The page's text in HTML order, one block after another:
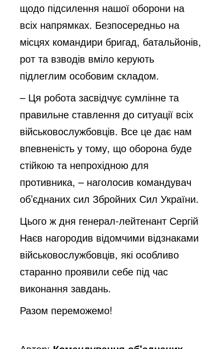
щодо підсилення нашої оборони на
всіх напрямках. Безпосередньо на
місцях командири бригад, батальйонів,
рот та взводів вміло керують
підлеглим особовим складом.
– Ця робота засвідчує сумлінне та
правильне ставлення до ситуації всіх
військовослужбовців. Все це дає нам
впевненість у тому, що оборона буде
стійкою та непрохідною для
противника, – наголосив командувач
об’єднаних сил Збройних Сил України.
Цього ж дня генерал-лейтенант Сергій
Наєв нагородив відомчими відзнаками
військовослужбовців, які особливо
старанно проявили себе під час
виконання завдань.
Разом переможемо!